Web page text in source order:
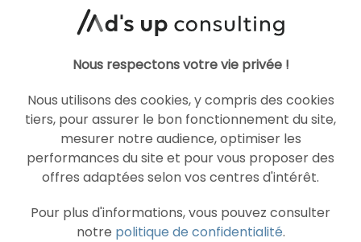
Nous respectons votre vie privée !
Nous utilisons des cookies, y compris des cookies
tiers, pour assurer le bon fonctionnement du site,
mesurer notre audience, optimiser les
performances du site et pour vous proposer des
offres adaptées selon vos centres d'intérêt.
Pour plus d'informations, vous pouvez consulter
notre politique de confidentialité.